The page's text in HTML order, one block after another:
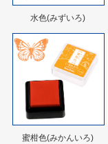
水色(みずいろ)
蜜柑色(みかんいろ)